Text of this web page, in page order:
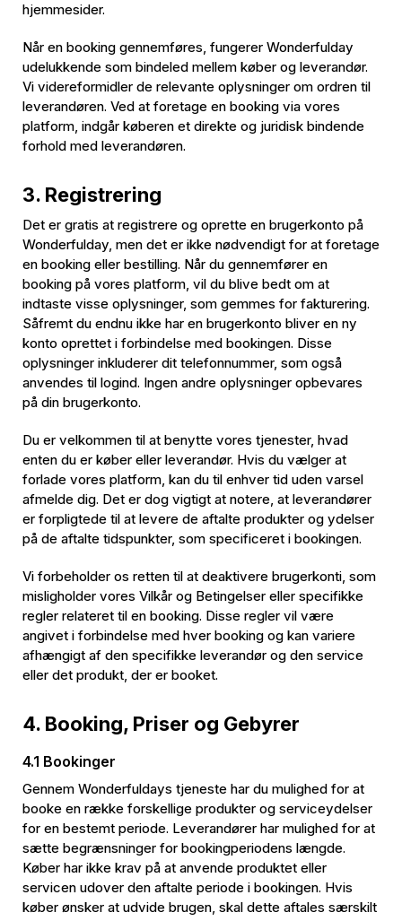
hjemmesider.
Når en booking gennemføres, fungerer Wonderfulday
udelukkende som bindeled mellem køber og leverandør.
Vi videreformidler de relevante oplysninger om ordren til
leverandøren. Ved at foretage en booking via vores
platform, indgår køberen et direkte og juridisk bindende
forhold med leverandøren.
3. Registrering
Det er gratis at registrere og oprette en brugerkonto på
Wonderfulday, men det er ikke nødvendigt for at foretage
en booking eller bestilling. Når du gennemfører en
booking på vores platform, vil du blive bedt om at
indtaste visse oplysninger, som gemmes for fakturering.
Såfremt du endnu ikke har en brugerkonto bliver en ny
konto oprettet i forbindelse med bookingen. Disse
oplysninger inkluderer dit telefonnummer, som også
anvendes til logind. Ingen andre oplysninger opbevares
på din brugerkonto.
Du er velkommen til at benytte vores tjenester, hvad
enten du er køber eller leverandør. Hvis du vælger at
forlade vores platform, kan du til enhver tid uden varsel
afmelde dig. Det er dog vigtigt at notere, at leverandører
er forpligtede til at levere de aftalte produkter og ydelser
på de aftalte tidspunkter, som specificeret i bookingen.
Vi forbeholder os retten til at deaktivere brugerkonti, som
misligholder vores Vilkår og Betingelser eller specifikke
regler relateret til en booking. Disse regler vil være
angivet i forbindelse med hver booking og kan variere
afhængigt af den specifikke leverandør og den service
eller det produkt, der er booket.
4. Booking, Priser og Gebyrer
4.1 Bookinger
Gennem Wonderfuldays tjeneste har du mulighed for at
booke en række forskellige produkter og serviceydelser
for en bestemt periode. Leverandører har mulighed for at
sætte begrænsninger for bookingperiodens længde.
Køber har ikke krav på at anvende produktet eller
servicen udover den aftalte periode i bookingen. Hvis
køber ønsker at udvide brugen, skal dette aftales særskilt